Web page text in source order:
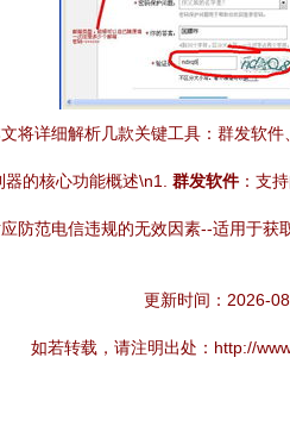
将详细解析几款关键工具：群发软
的核心功能概述\n1. 群发软件：支
防范电信违规的无效因素--适用于
更新时间：2026-
如若转载，请注明出处：http://